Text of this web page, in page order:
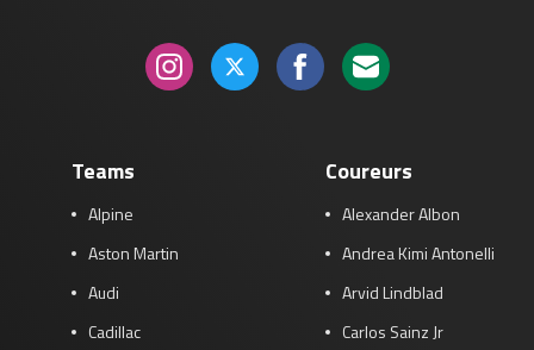
Teams
Alpine
Aston Martin
Audi
Cadillac
Coureurs
Alexander Albon
Andrea Kimi Antonelli
Arvid Lindblad
Carlos Sainz Jr